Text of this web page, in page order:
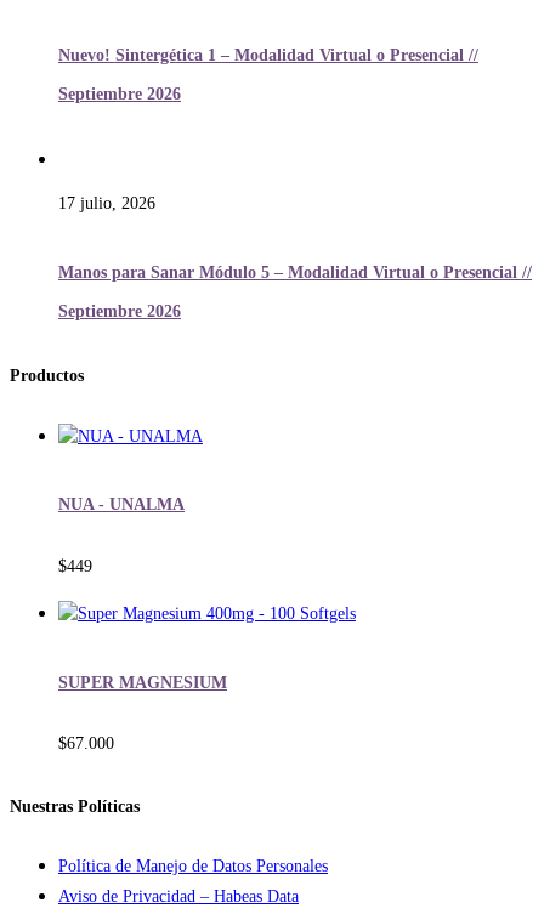
Nuevo! Sintergética 1 – Modalidad Virtual o Presencial //
Septiembre 2026
17 julio, 2026
Manos para Sanar Módulo 5 – Modalidad Virtual o Presencial //
Septiembre 2026
Productos
NUA - UNALMA
$449
SUPER MAGNESIUM
$67.000
Nuestras Políticas
Política de Manejo de Datos Personales
Aviso de Privacidad – Habeas Data